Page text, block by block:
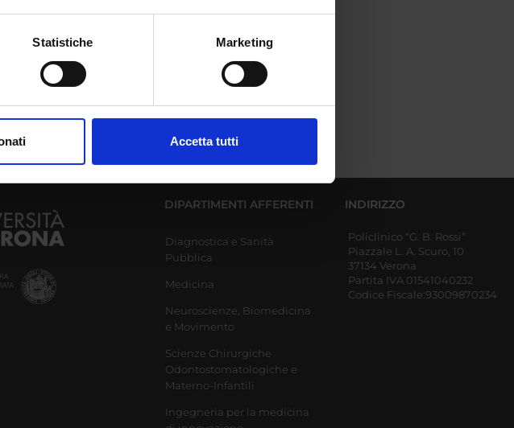
di qualche metro,
sui cookie.
Statistiche Marketing
Accetta tutti
DIPARTIMENTI AFFERENTI
Diagnostica e Sanità
Pubblica
Medicina
Neuroscienze, Biomedicina
e Movimento
Scienze Chirurgiche
Odontostomatologiche e
Materno-Infantili
Ingegneria per la medicina
INDIRIZZO
Policlinico “G. B. Rossi”
Piazzale L. A. Scuro, 10
37134 Verona
Partita IVA 01541040232
Codice Fiscale:93009870234